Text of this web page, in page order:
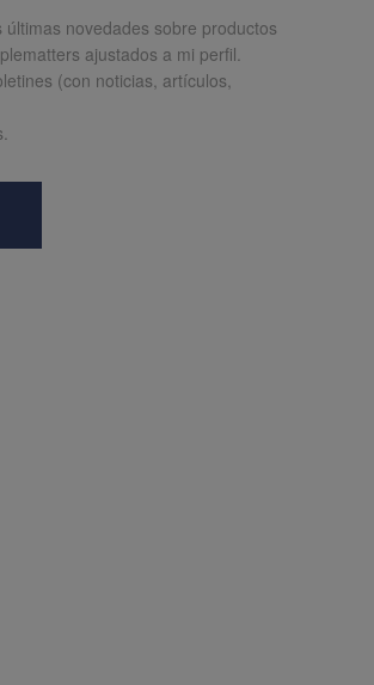
últimas novedades sobre productos
ajustados a mi perfil.
(con noticias, artículos,